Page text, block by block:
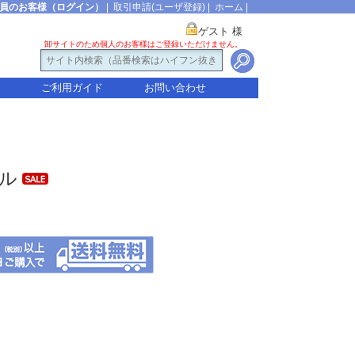
のお客様（ログイン） 取引申請(ユーザ登録) ホーム
ゲスト 様
卸サイトのため個人のお客様はご登録いただけません。
ご利用ガイド お問い合わせ